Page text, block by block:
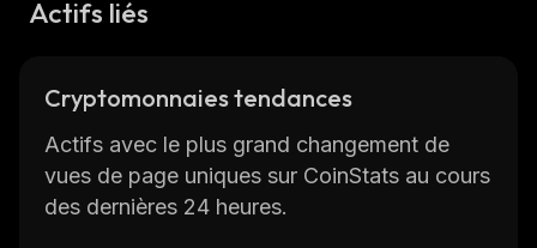
Actifs liés
Cryptomonnaies tendances
Actifs avec le plus grand changement de
vues de page uniques sur CoinStats au cours
des dernières 24 heures.